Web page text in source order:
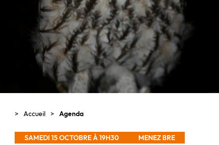
ASSOCIATIONS PISCINES
Accueil Agenda
SAMEDI 15 OCTOBRE À 19H30 MENEZ BRE